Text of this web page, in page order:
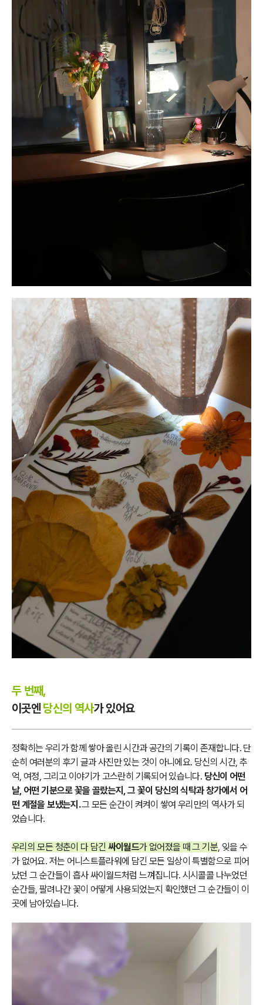
두 번째,
이곳엔 당신의 역사가 있어요
정확히는 우리가 함께 쌓아 올린 시간과 공간의 기록이 존재합니다. 단
순히 여러분의 후기 글과 사진만 있는 것이 아니에요. 당신의 시간, 추
억, 여정, 그리고 이야기가 고스란히 기록되어 있습니다. 당신이 어떤
날, 어떤 기분으로 꽃을 골랐는지, 그 꽃이 당신의 식탁과 창가에서 어
떤 계절을 보냈는지.그 모든 순간이 켜켜이 쌓여 우리만의 역사가 되
었습니다.
우리의 모든 청춘이 다 담긴 싸이월드가 없어졌을 때 그 기분, 잊을 수
가 없어요. 저는 어니스트플라워에 담긴 모든 일상이 특별함으로 피어
났던 그 순간들이 흡사 싸이월드처럼 느껴집니다. 시시콜콜 나누었던
순간들, 팔려나간 꽃이 어떻게 사용되었는지 확인했던 그 순간들이 이
곳에 남아있습니다.